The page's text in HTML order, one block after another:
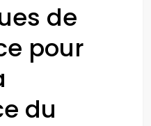
de
pour
du